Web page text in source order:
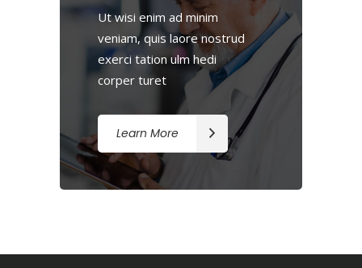
Ut wisi enim ad minim
veniam, quis laore nostrud
exerci tation ulm hedi
corper turet
Learn More